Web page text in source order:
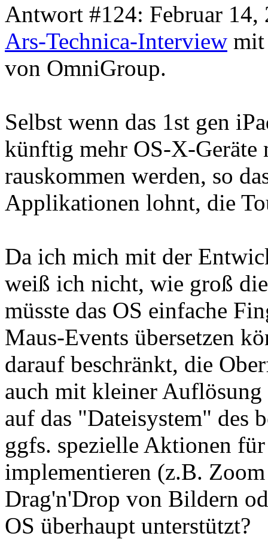
Antwort #124: Februar 14,
Ars-Technica-Interview mit
von OmniGroup.
Selbst wenn das 1st gen
künftig mehr OS-X-Geräte
rauskommen werden, so
Applikationen lohnt, die
Da ich mich mit der
weiß ich nicht, wie groß
müsste das OS einfache
Maus-Events übersetzen
darauf beschränkt, die
auch mit kleiner
auf das "Dateisystem" des
ggfs. spezielle Aktionen
implementieren (z.B.
Drag'n'Drop von Bildern
OS überhaupt unterstützt?